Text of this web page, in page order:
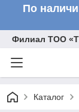
По
Филиал ТОО
Каталог